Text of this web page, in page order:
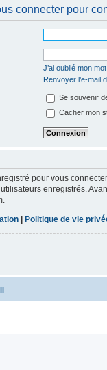
connecter pour
J’ai oublié mon
Renvoyer l’e-mail
Se souvenir
Cacher mon
pour vous
enregistrés.
| Politique de vie